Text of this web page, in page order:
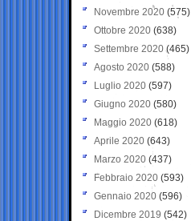
Novembre 2020 (575)
Ottobre 2020 (638)
Settembre 2020(465)
Agosto 2020 (588)
Luglio 2020 (597)
Giugno 2020 (580)
Maggio 2020 (618)
Aprile 2020 (643)
Marzo 2020 (437)
Febbraio 2020 (593)
Gennaio 2020 (596)
Dicembre 2019 (542)